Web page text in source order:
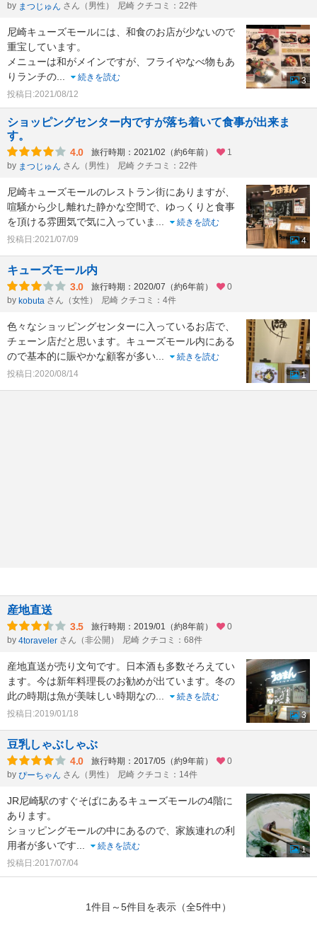
by まつじゅん さん（男性） 尼崎 クチコミ：22件
尼崎キューズモールには、和食のお店が少ないので
重宝しています。
メニューは和がメインですが、フライやなべ物もあ
りランチの...
続きを読む
投稿日:2021/08/12
3
ショッピングセンター内ですが落ち着いて食事が出来ま
す。
4.0 旅行時期：2021/02（約6年前）
1
by まつじゅん さん（男性） 尼崎 クチコミ：22件
尼崎キューズモールのレストラン街にありますが、
喧騒から少し離れた静かな空間で、ゆっくりと食事
を頂ける雰囲気で気に入っていま ...
続きを読む
投稿日:2021/07/09
4
キューズモール内
3.0 旅行時期：2020/07（約6年前）
0
by kobuta さん（女性） 尼崎 クチコミ：4件
色々なショッピングセンターに入っているお店で、
チェーン店だと思います。キューズモール内にある
ので基本的に賑やかな顧客が多い...
続きを読む
投稿日:2020/08/14
1
産地直送
3.5 旅行時期：2019/01（約8年前）
0
by 4toraveler さん（非公開） 尼崎 クチコミ：68件
産地直送が売り文句です。日本酒も多数そろえてい
ます。今は新年料理長のお勧めが出ています。冬の
此の時期は魚が美味しい時期なの...
続きを読む
投稿日:2019/01/18
3
豆乳しゃぶしゃぶ
4.0 旅行時期：2017/05（約9年前）
0
by ぴーちゃん さん（男性） 尼崎 クチコミ：14件
JR尼崎駅のすぐそばにあるキューズモールの4階に
あります。
ショッピングモールの中にあるので、家族連れの利
用者が多いです...
続きを読む
投稿日:2017/07/04
1
1件目～5件目を表示（全5件中）